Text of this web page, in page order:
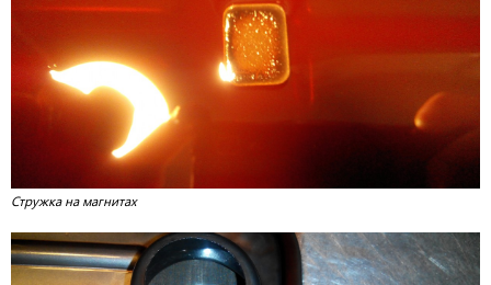
Стружка на магнитах